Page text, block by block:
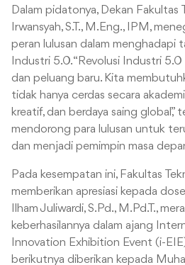
Dalam pidatonya, Dekan Fakultas
Irwansyah, S.T., M.Eng., IPM,
peran lulusan dalam menghadapi
Industri 5.0. “Revolusi Industri
dan peluang baru. Kita
tidak hanya cerdas secara
kreatif, dan berdaya saing global,”
mendorong para lulusan untuk
dan menjadi pemimpin masa
Pada kesempatan ini, Fakultas
memberikan apresiasi kepada
Ilham Juliwardi, S.Pd., M.Pd.T.,
keberhasilannya dalam ajang
Innovation Exhibition Event (i-
berikutnya diberikan kepada